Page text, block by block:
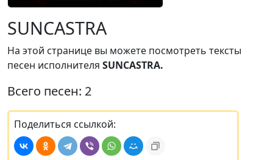
SUNCASTRA
На этой странице вы можете посмотреть тексты
песен исполнителя SUNCASTRA.
Всего песен: 2
Поделиться ссылкой: